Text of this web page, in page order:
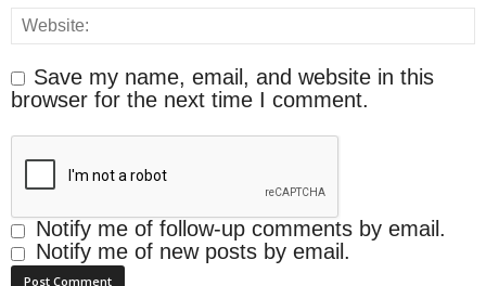
Save my name, email, and website in this
browser for the next time I comment.
Notify me of follow-up comments by email.
Notify me of new posts by email.